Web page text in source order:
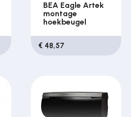
BEA Eagle Artek
montage
hoekbeugel
€ 48,57